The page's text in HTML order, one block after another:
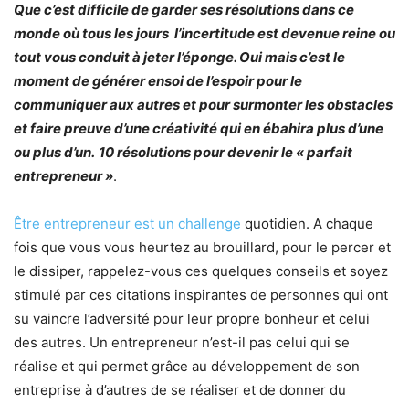
Que c’est difficile de garder ses résolutions dans ce
monde où tous les jours l’incertitude est devenue reine ou
tout vous conduit à jeter l’éponge. Oui mais c’est le
moment de générer ensoi de l’espoir pour le
communiquer aux autres et pour surmonter les obstacles
et faire preuve d’une créativité qui en ébahira plus d’une
ou plus d’un. 10 résolutions pour devenir le « parfait
entrepreneur ».
Être entrepreneur est un challenge quotidien. A chaque
fois que vous vous heurtez au brouillard, pour le percer et
le dissiper, rappelez-vous ces quelques conseils et soyez
stimulé par ces citations inspirantes de personnes qui ont
su vaincre l’adversité pour leur propre bonheur et celui
des autres. Un entrepreneur n’est-il pas celui qui se
réalise et qui permet grâce au développement de son
entreprise à d’autres de se réaliser et de donner du